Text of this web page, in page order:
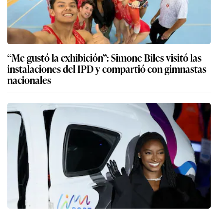
“Me gustó la exhibición”: Simone Biles visitó las
instalaciones del IPD y compartió con gimnastas
nacionales